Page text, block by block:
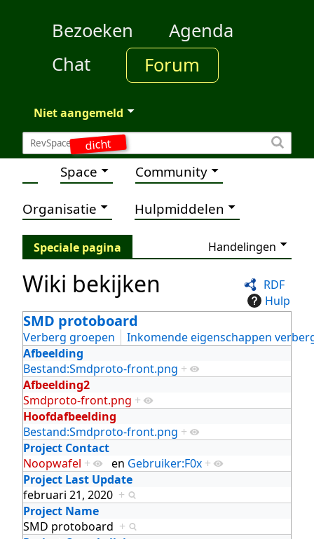
dicht
Bezoeken
Agenda
Chat
Forum
Niet aangemeld
Space Community
Organisatie Hulpmiddelen
Speciale pagina Handelingen
RDF
Hulp
Wiki bekijken
SMD protoboard
Verberg groepen
Inkomende eigenschappen
Afbeelding
Bestand:Smdproto-front.png +
Afbeelding2
Smdproto-front.png +
Hoofdafbeelding
Bestand:Smdproto-front.png +
Project Contact
Noopwafel + en Gebruiker:F0x +
Project Last Update
februari 21, 2020 +
Project Name
SMD protoboard +